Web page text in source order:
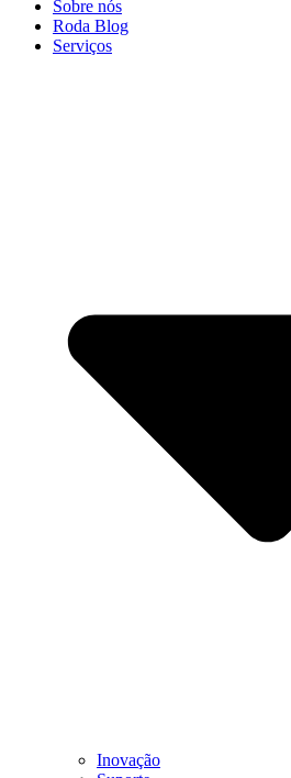
Sobre nós
Roda Blog
Serviços
Inovação